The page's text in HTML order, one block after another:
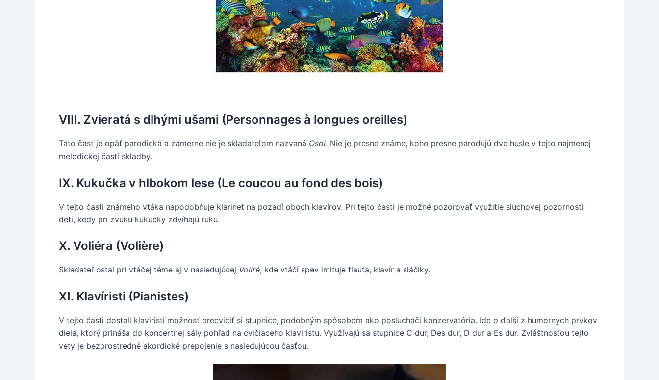
VIII. Zvieratá s dlhými ušami (Personnages à longues oreilles)
Táto časť je opäť parodická a zámerne nie je skladateľom nazvaná Osol. Nie je presne známe, koho presne parodujú dve husle v tejto najmenej
melodickej časti skladby.
IX. Kukučka v hlbokom lese (Le coucou au fond des bois)
V tejto časti známeho vtáka napodobňuje klarinet na pozadí oboch klavírov. Pri tejto časti je možné pozorovať využitie sluchovej pozornosti
detí, kedy pri zvuku kukučky zdvíhajú ruku.
X. Voliéra (Volière)
Skladateľ ostal pri vtáčej téme aj v nasledujúcej Voliré, kde vtáčí spev imituje flauta, klavír a sláčiky.
XI. Klavíristi (Pianistes)
V tejto časti dostali klaviristi možnosť precvičiť si stupnice, podobným spôsobom ako poslucháči konzervatória. Ide o ďalší z humorných prvkov
diela, ktorý prináša do koncertnej sály pohľad na cvičiaceho klaviristu. Využívajú sa stupnice C dur, Des dur, D dur a Es dur. Zvláštnosťou tejto
vety je bezprostredné akordické prepojenie s nasledujúcou časťou.